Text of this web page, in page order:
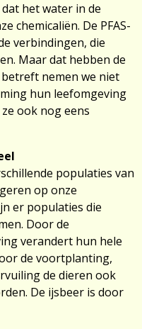
het water in de
chemicaliën. De PFAS-
verbindingen, die
Maar dat hebben de
nemen we niet
hun leefomgeving
ook nog eens
populaties van
op onze
er populaties die
Door de
verandert hun hele
de voortplanting,
de dieren ook
De ijsbeer is door